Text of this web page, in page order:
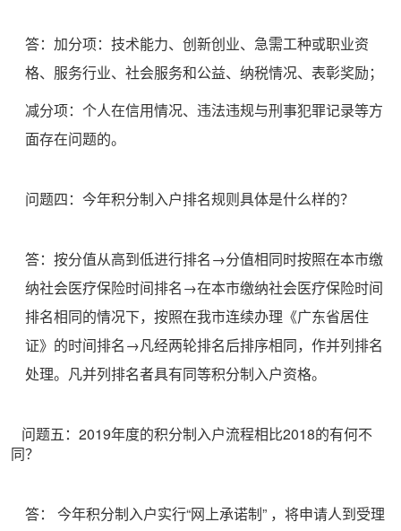
答：加分项：技术能力、创新创业、急需工种或职业资
格、服务行业、社会服务和公益、纳税情况、表彰奖励；
减分项：个人在信用情况、违法违规与刑事犯罪记录等方
面存在问题的。
问题四：今年积分制入户排名规则具体是什么样的？
答：按分值从高到低进行排名→分值相同时按照在本市缴
纳社会医疗保险时间排名→在本市缴纳社会医疗保险时间
排名相同的情况下，按照在我市连续办理《广东省居住
证》的时间排名→凡经两轮排名后排序相同，作并列排名
处理。凡并列排名者具有同等积分制入户资格。
问题五：2019年度的积分制入户流程相比2018的有何不
同？
答： 今年积分制入户实行“网上承诺制” ，将申请人到受理